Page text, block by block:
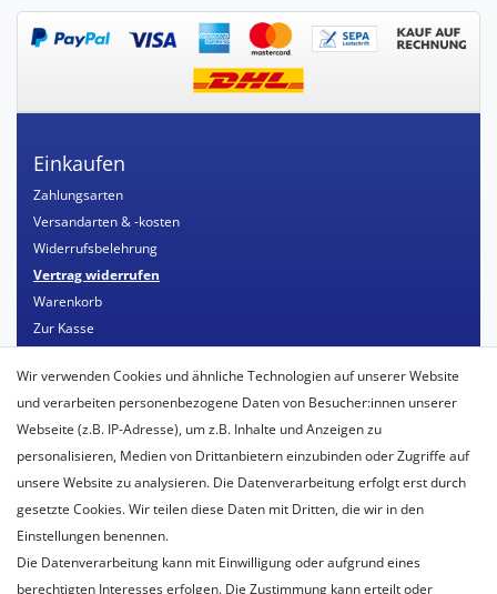
Einkaufen
Zahlungsarten
Versandarten & -kosten
Widerrufsbelehrung
Vertrag widerrufen
Warenkorb
Zur Kasse
Mein Konto
Registrieren
Login
Unternehmen
Wir verwenden Cookies und ähnliche Technologien auf unserer Website
und verarbeiten personenbezogene Daten von Besucher:innen unserer
Webseite (z.B. IP-Adresse), um z.B. Inhalte und Anzeigen zu
personalisieren, Medien von Drittanbietern einzubinden oder Zugriffe auf
unsere Website zu analysieren. Die Datenverarbeitung erfolgt erst durch
gesetzte Cookies. Wir teilen diese Daten mit Dritten, die wir in den
Einstellungen benennen.
Die Datenverarbeitung kann mit Einwilligung oder aufgrund eines
berechtigten Interesses erfolgen. Die Zustimmung kann erteilt oder